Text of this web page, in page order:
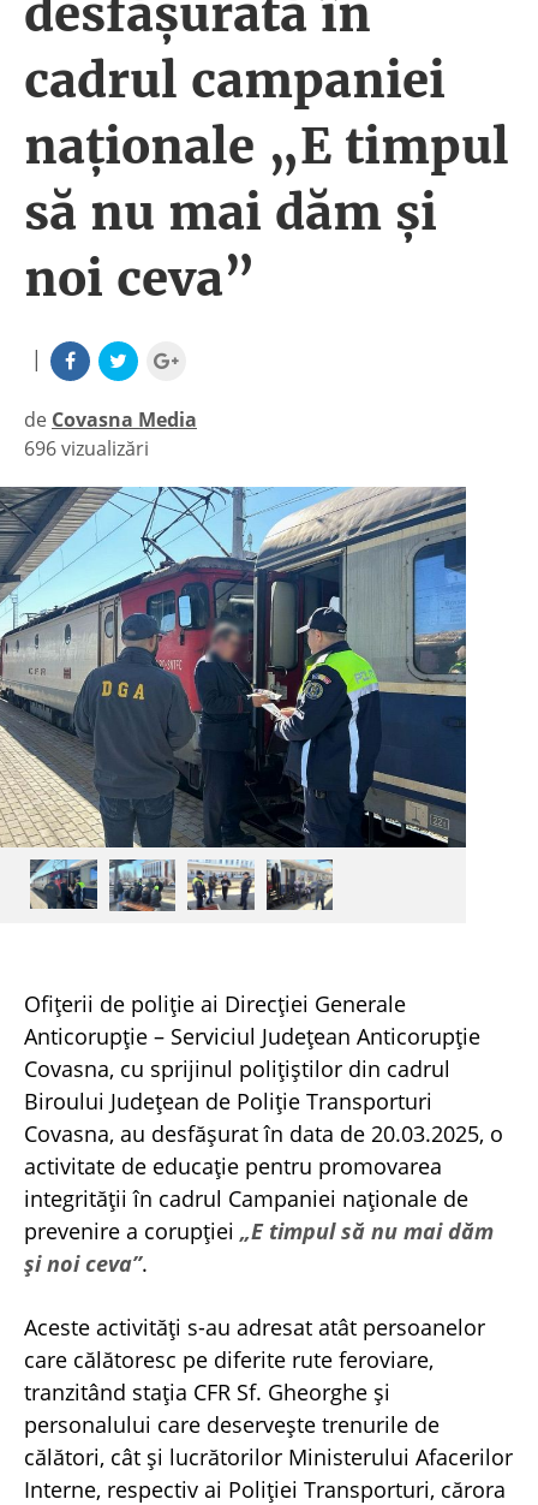
desfășurată în
cadrul campaniei
naționale „E timpul
să nu mai dăm și
noi ceva”
|
de Covasna Media
|
696 vizualizări
Ofițerii de poliție ai Direcției Generale
Anticorupție – Serviciul Județean Anticorupție
Covasna, cu sprijinul polițiștilor din cadrul
Biroului Județean de Poliție Transporturi
Covasna, au desfășurat în data de 20.03.2025, o
activitate de educație pentru promovarea
integrității în cadrul Campaniei naționale de
prevenire a corupției „E timpul să nu mai dăm
și noi ceva”.
Aceste activități s-au adresat atât persoanelor
care călătoresc pe diferite rute feroviare,
tranzitând stația CFR Sf. Gheorghe și
personalului care deservește trenurile de
călători, cât și lucrătorilor Ministerului Afacerilor
Interne, respectiv ai Poliției Transporturi, cărora